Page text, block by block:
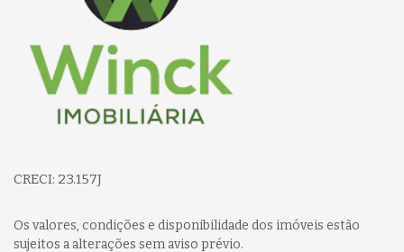
CRECI: 23.157J
Os valores, condições e disponibilidade dos imóveis estão
sujeitos a alterações sem aviso prévio.